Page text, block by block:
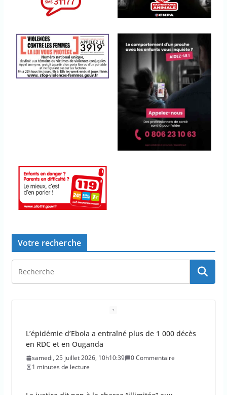
Votre recherche
L’épidémie d’Ebola a entraîné plus de 1 000 décès
en RDC et en Ouganda
samedi, 25 juillet 2026, 10h10:39
0 Commentaire
1 minutes de lecture